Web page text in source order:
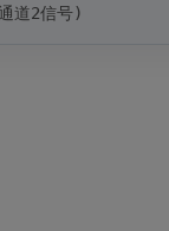
道2信号)